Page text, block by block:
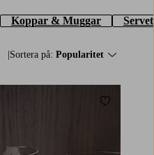
Koppar & Muggar
Sortera på: Popularitet
Lägg till i